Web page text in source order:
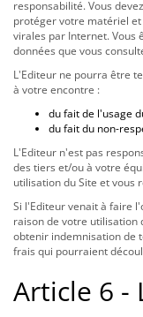
responsabilité. Vous
protéger votre matériel
virales par Internet. Vous
données que vous
L'Editeur ne pourra être
à votre encontre :
du fait de l'usage
du fait du non-
L'Editeur n'est pas
des tiers et/ou à votre
utilisation du Site et vous
Si l'Editeur venait à faire
raison de votre utilisation
obtenir indemnisation de
frais qui pourraient
Article 6 -